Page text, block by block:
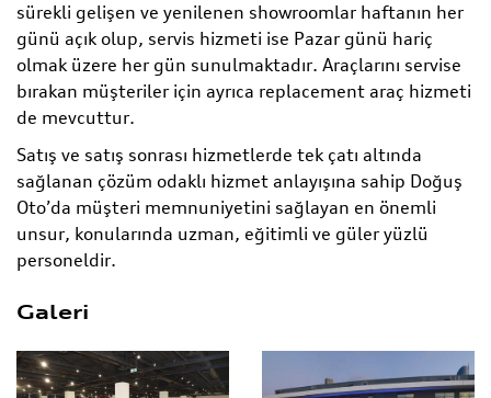
sürekli gelişen ve yenilenen showroomlar haftanın her
günü açık olup, servis hizmeti ise Pazar günü hariç
olmak üzere her gün sunulmaktadır. Araçlarını servise
bırakan müşteriler için ayrıca replacement araç hizmeti
de mevcuttur.
Satış ve satış sonrası hizmetlerde tek çatı altında
sağlanan çözüm odaklı hizmet anlayışına sahip Doğuş
Oto’da müşteri memnuniyetini sağlayan en önemli
unsur, konularında uzman, eğitimli ve güler yüzlü
personeldir.
Galeri